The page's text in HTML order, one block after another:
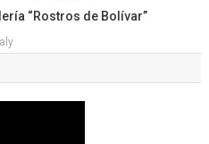
“Rostros de Bolívar”